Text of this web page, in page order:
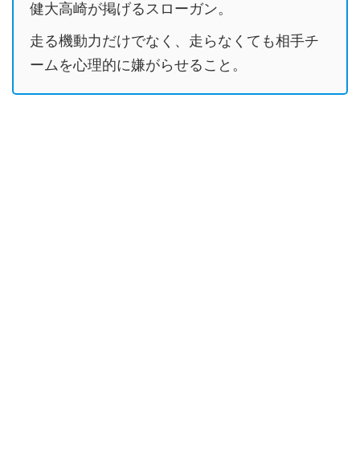
健大高崎が掲げるスローガン。
走る機動力だけでなく、走らなくても相手チ
ームを心理的に嫌がらせること。